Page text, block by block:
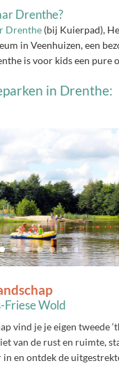
Drenthe?
Drenthe(bij Kuierpad),
in Veenhuizen, een
is voor kids een pure
in Drenthe:
Friese Wold
vind je je eigen tweede
van de rust en ruimte,
en ontdek de